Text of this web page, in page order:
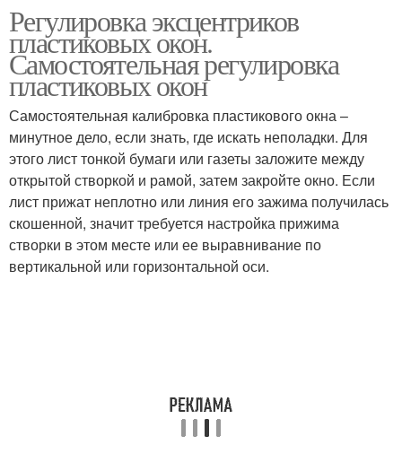
Регулировка эксцентриков
пластиковых окон.
Самостоятельная регулировка
пластиковых окон
Самостоятельная калибровка пластикового окна –
минутное дело, если знать, где искать неполадки. Для
этого лист тонкой бумаги или газеты заложите между
открытой створкой и рамой, затем закройте окно. Если
лист прижат неплотно или линия его зажима получилась
скошенной, значит требуется настройка прижима
створки в этом месте или ее выравнивание по
вертикальной или горизонтальной оси.